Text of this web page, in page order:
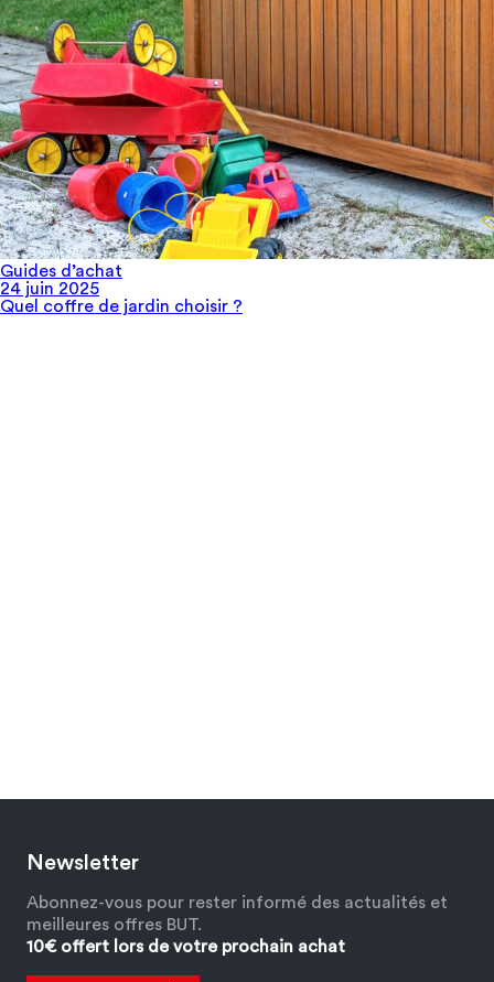
Guides d’achat
24 juin 2025
Quel coffre de jardin choisir​ ?
Newsletter
Abonnez-vous pour rester informé des actualités et
meilleures offres BUT.
10€ offert lors de votre prochain achat